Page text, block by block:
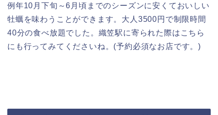
例年10月下旬～6月頃までのシーズンに安くておいしい
牡蠣を味わうことができます。大人3500円で制限時間
40分の食べ放題でした。織笠駅に寄られた際はこちら
にも行ってみてくださいね。(予約必須なお店です。)